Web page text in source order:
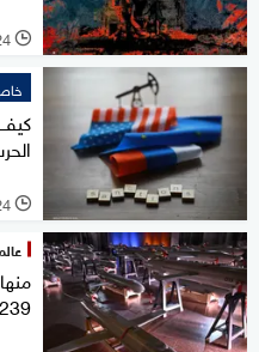
l
24
l
24
239 مسيرة أوكرانية